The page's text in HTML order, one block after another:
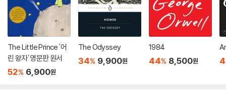
The Little Prince '어
린 왕자' 영문판 원서
52% 6,900원
The Odyssey
34% 9,900원
1984
44% 8,500원